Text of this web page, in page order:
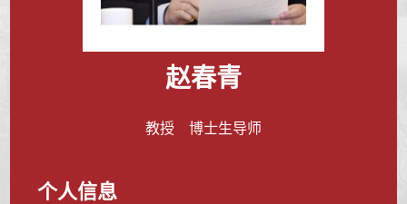
赵春青
教授 博士生导师
个人信息